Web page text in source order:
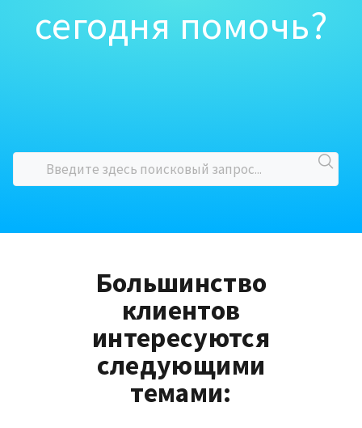
сегодня помочь?
Большинство
клиентов
интересуются
следующими
темами: